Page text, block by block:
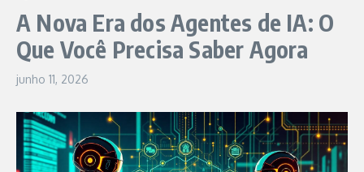
A Nova Era dos Agentes de IA: O
Que Você Precisa Saber Agora
junho 11, 2026